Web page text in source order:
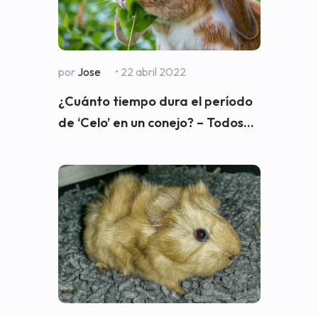
por Jose • 22 abril 2022
¿Cuánto tiempo dura el período
de ‘Celo’ en un conejo? – Todos...